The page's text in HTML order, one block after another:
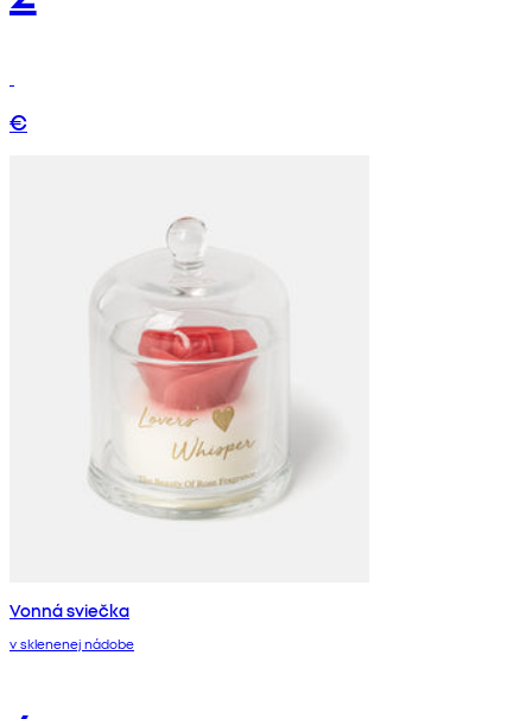
€
Vonná sviečka
v sklenenej nádobe